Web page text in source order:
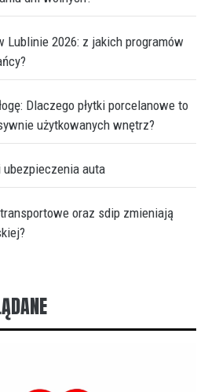
2026: z jakich programów
Dlaczego płytki porcelanowe to
użytkowanych wnętrz?
auta
oraz sdip zmieniają